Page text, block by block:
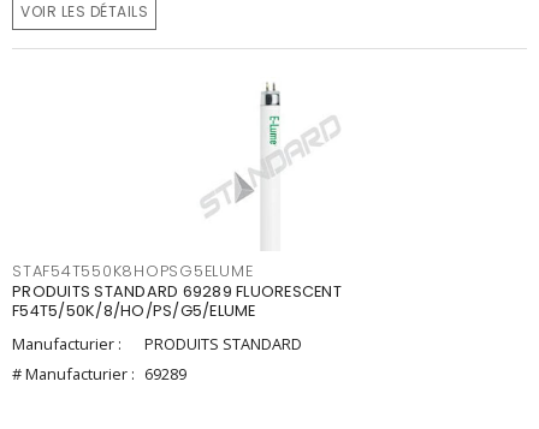
VOIR LES DÉTAILS
STAF54T550K8HOPSG5ELUME
PRODUITS STANDARD 69289 FLUORESCENT
F54T5/50K/8/HO/PS/G5/ELUME
Manufacturier :
PRODUITS STANDARD
# Manufacturier : 69289